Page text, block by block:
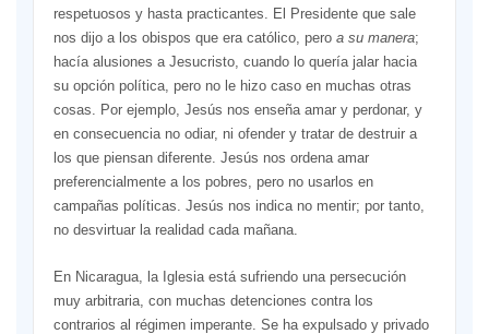
respetuosos y hasta practicantes. El Presidente que sale
nos dijo a los obispos que era católico, pero a su manera;
hacía alusiones a Jesucristo, cuando lo quería jalar hacia
su opción política, pero no le hizo caso en muchas otras
cosas. Por ejemplo, Jesús nos enseña amar y perdonar, y
en consecuencia no odiar, ni ofender y tratar de destruir a
los que piensan diferente. Jesús nos ordena amar
preferencialmente a los pobres, pero no usarlos en
campañas políticas. Jesús nos indica no mentir; por tanto,
no desvirtuar la realidad cada mañana.
En Nicaragua, la Iglesia está sufriendo una persecución
muy arbitraria, con muchas detenciones contra los
contrarios al régimen imperante. Se ha expulsado y privado